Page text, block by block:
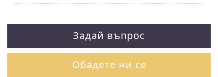
Задай въпрос
Обадете ни се